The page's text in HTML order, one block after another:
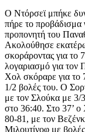
Ο Ντόρσεϊ μπήκε
πήρε το προβάδισμα
προπονητή του
Ακολούθησε
σκοράροντας για το
λογαριασμό για τον
Χολ σκόραρε για το
1/2 βολές του. Ο
με τον Σλούκα με 3/
στο 36:40. Στο 37’
80-81, με τον
Μιλουτίνοφ με